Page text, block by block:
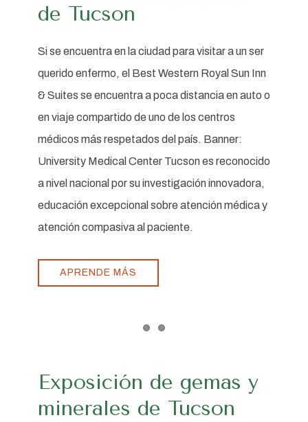
de Tucson
Si se encuentra en la ciudad para visitar a un ser
querido enfermo, el Best Western Royal Sun Inn
& Suites se encuentra a poca distancia en auto o
en viaje compartido de uno de los centros
médicos más respetados del país. Banner:
University Medical Center Tucson es reconocido
a nivel nacional por su investigación innovadora,
educación excepcional sobre atención médica y
atención compasiva al paciente.
APRENDE MÁS
Exposición de gemas y
minerales de Tucson